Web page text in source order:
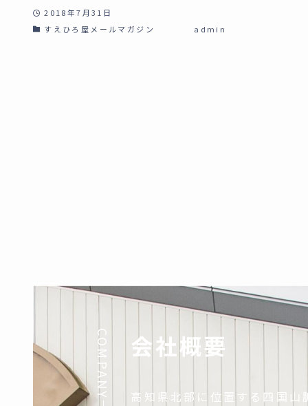
2018年7月31日
すえひろ屋メールマガジン
admin
COMPANY 会社概要
高知県北部に位置する四国山